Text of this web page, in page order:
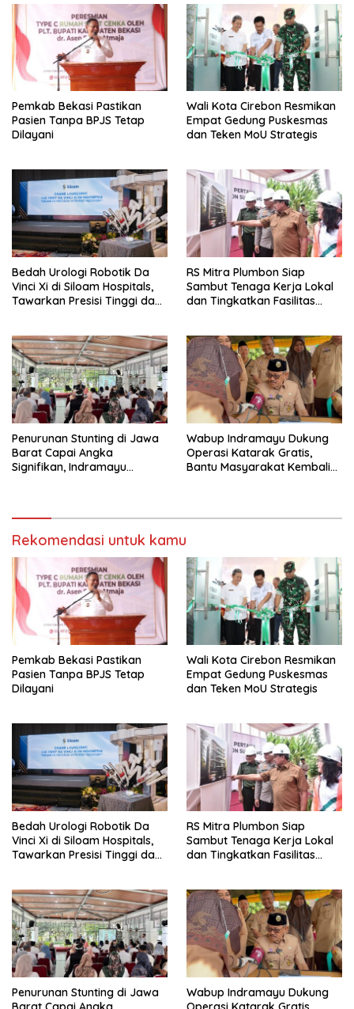
Pemkab Bekasi Pastikan
Pasien Tanpa BPJS Tetap
Dilayani
Wali Kota Cirebon Resmikan
Empat Gedung Puskesmas
dan Teken MoU Strategis
Bedah Urologi Robotik Da
Vinci Xi di Siloam Hospitals,
Tawarkan Presisi Tinggi dan
RS Mitra Plumbon Siap
Sambut Tenaga Kerja Lokal
dan Tingkatkan Fasilitas
Penurunan Stunting di Jawa
Barat Capai Angka
Signifikan, Indramayu
Wabup Indramayu Dukung
Operasi Katarak Gratis,
Bantu Masyarakat Kembali
Rekomendasi untuk kamu
Pemkab Bekasi Pastikan
Pasien Tanpa BPJS Tetap
Dilayani
Wali Kota Cirebon Resmikan
Empat Gedung Puskesmas
dan Teken MoU Strategis
Bedah Urologi Robotik Da
Vinci Xi di Siloam Hospitals,
Tawarkan Presisi Tinggi dan
RS Mitra Plumbon Siap
Sambut Tenaga Kerja Lokal
dan Tingkatkan Fasilitas
Penurunan Stunting di Jawa
Wabup Indramayu Dukung